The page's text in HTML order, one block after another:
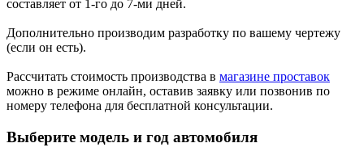
составляет от 1-го до 7-ми дней.
Дополнительно производим разработку по вашему чертежу
(если он есть).
Рассчитать стоимость производства в магазине проставок
можно в режиме онлайн, оставив заявку или позвонив по
номеру телефона для бесплатной консультации.
Выберите модель и год автомобиля